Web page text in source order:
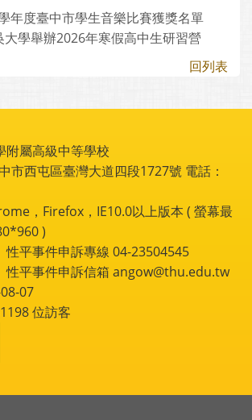
年度臺中市學生音樂比賽獲獎名單
大學舉辦2026年寒假高中生研習營
回列表
附屬高級中等學校
市西屯區臺灣大道四段1727號 電話：
，Firefox，IE10.0以上版本 ( 螢幕最
)
性平事件申訴專線 04-23504545
性平事件申訴信箱 angow@thu.edu.tw
07
位訪客